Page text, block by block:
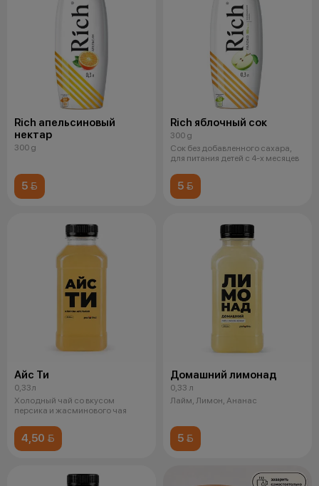
Rich апельсиновый
нектар
300 g
5 
Rich яблочный сок
300 g
Сок без добавленного сахара,
для питания детей с 4-х месяцев
5 
Айс Ти
0,33л
Холодный чай со вкусом
персика и жасминового чая
4,50 
Домашний лимонад
0,33 л
Лайм, Лимон, Ананас
5 